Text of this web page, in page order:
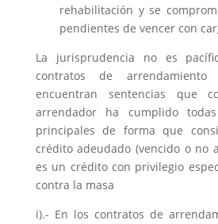
rehabilitación y se
pendientes de vencer con
La jurisprudencia no es
contratos de
encuentran sentencias que
arrendador ha cumplido
principales de forma que
crédito adeudado (vencido o no
es un crédito con privilegio
contra la masa
i).- En los contratos de